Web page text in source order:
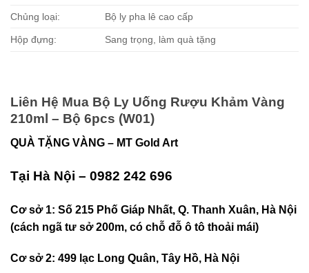
Chủng loại: Bộ ly pha lê cao cấp
Hộp đựng: Sang trọng, làm quà tặng
Liên Hệ Mua Bộ Ly Uống Rượu Khảm Vàng
210ml – Bộ 6pcs (W01)
QUÀ TẶNG VÀNG – MT Gold Art
Tại Hà Nội – 0982 242 696
Cơ sở 1: Số 215 Phố Giáp Nhất, Q. Thanh Xuân, Hà Nội
(cách ngã tư sở 200m, có chỗ đỗ ô tô thoải mái)
Cơ sở 2: 499 lạc Long Quân, Tây Hồ, Hà Nội